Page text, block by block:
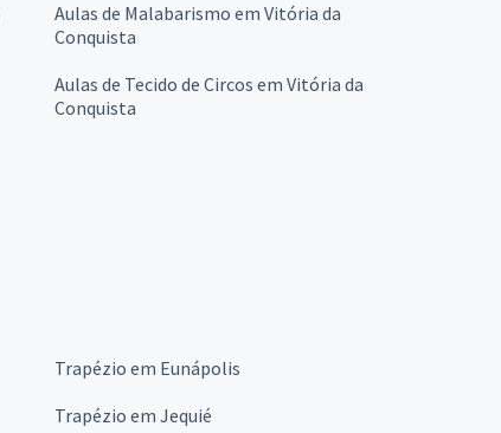
Aulas de Malabarismo em Vitória da
Conquista
Aulas de Tecido de Circos em Vitória da
Conquista
Trapézio em Eunápolis
Trapézio em Jequié